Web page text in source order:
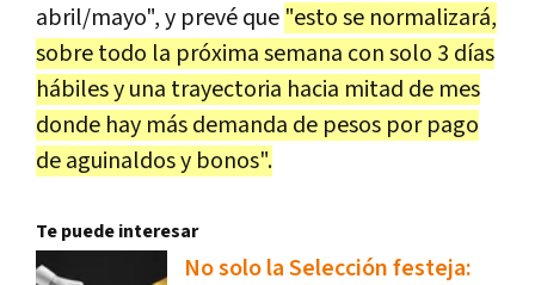
abril/mayo", y prevé que "esto se normalizará,
sobre todo la próxima semana con solo 3 días
hábiles y una trayectoria hacia mitad de mes
donde hay más demanda de pesos por pago
de aguinaldos y bonos".
Te puede interesar
No solo la Selección festeja: